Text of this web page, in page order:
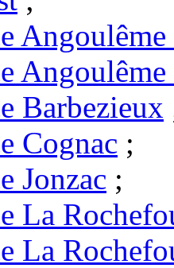
Barbezieux
Cognac ;
Jonzac ;
La
La